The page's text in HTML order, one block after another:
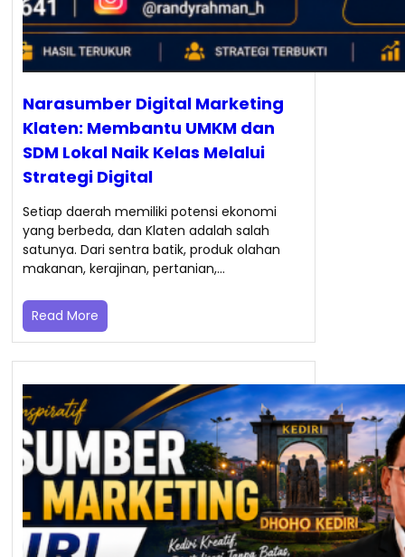
Narasumber Digital Marketing
Klaten: Membantu UMKM dan
SDM Lokal Naik Kelas Melalui
Strategi Digital
Setiap daerah memiliki potensi ekonomi
yang berbeda, dan Klaten adalah salah
satunya. Dari sentra batik, produk olahan
makanan, kerajinan, pertanian,…
Read More